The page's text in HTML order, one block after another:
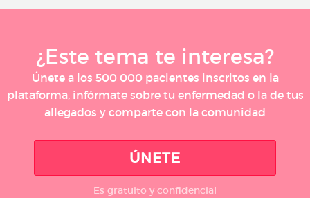
¿Este tema te interesa?
Únete a los 500 000 pacientes inscritos en la
plataforma, infórmate sobre tu enfermedad o la de tus
allegados y comparte con la comunidad
ÚNETE
Es gratuito y confidencial